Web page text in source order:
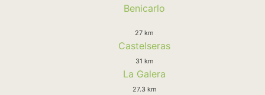
Benicarlo
27 km
Castelseras
31 km
La Galera
27.3 km